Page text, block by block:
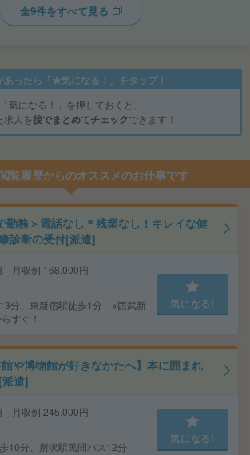
全9件をすべて見る
あったら「★気になる！」をタップ！
「気になる！」を押しておくと、
求人を後でまとめてチェックできます！
覧履歴からのオススメのお仕事です
勤務＞電話なし＊残業なし！キレイな健
診断の受付[派遣]
月収例 168,000円
分、東新宿駅徒歩1分 ※西武新
すぐ！
気になる!
や博物館が好きなかたへ】本に囲まれ
遣]
月収例 245,000円
10分、所沢駅民間バス12分
気になる!